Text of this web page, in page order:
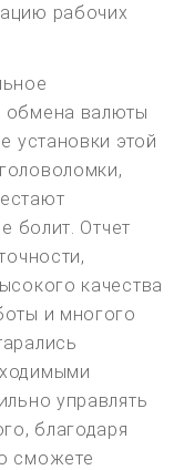
рабочих
обмена валюты
установки этой
болит. Отчет
качества
и многого
управлять
благодаря
сможете